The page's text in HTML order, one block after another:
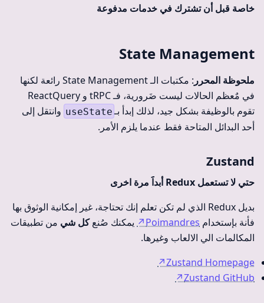
خاصة قبل أن تشترك في خدمات مدفوعة
State Management
ملحوظة المحرر
: مكتبات الـ State Management رائعة لكنها
في مٌعظم الحالات ليست ضَرورية، فـ tRPC و ReactQuery
تقوم بالوظيفة بشكل جيد، لذلك إبدأ بـ useState وانتقل إلى
أحد البدائل المتاحة فقط عندما يلزم الأمر.
Zustand
حتي لا تستعمل Redux أبداََ مرة اخرى
بديل Redux الذي لم تكن تعلم إنك تحتاجة، غير إمكانية الوثوق بها
فأنة بإستخدام Poimandres
↗ يمكنك صُنعكل شي من تطبيقات
المكالمات الي الالعاب وغيرها.
Zustand Homepage
↗
Zustand GitHub
↗